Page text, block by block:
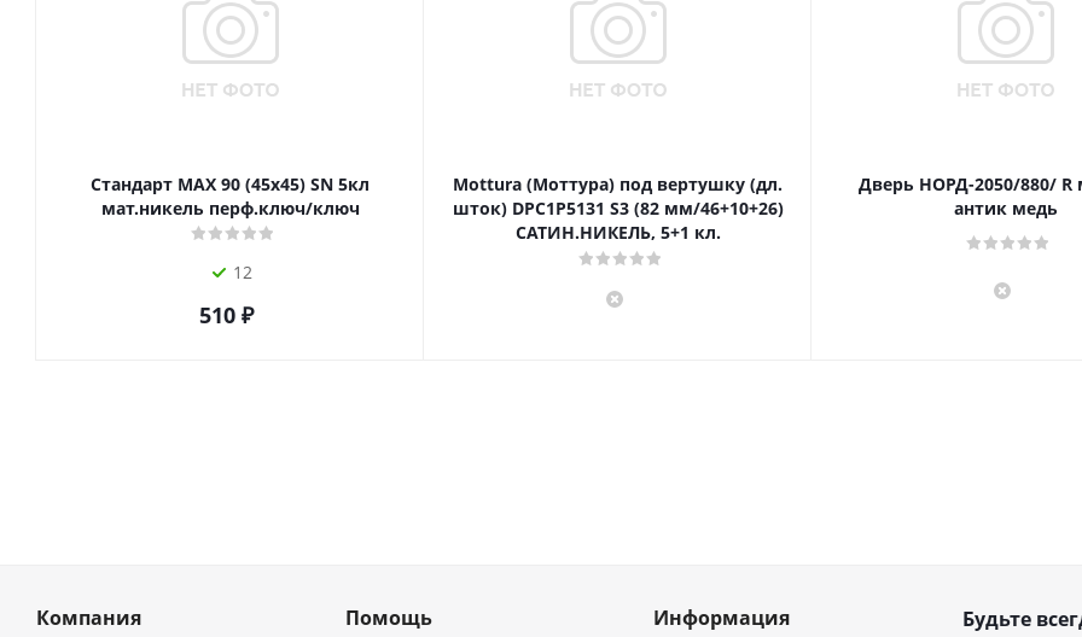
Стандарт MAX 90 (45х45) SN 5кл
мат.никель перф.ключ/ключ
12
510₽
Mottura (Моттура) под вертушку (дл.
шток) DPC1P5131 S3 (82 мм/46+10+26)
САТИН.НИКЕЛЬ, 5+1 кл.
Дверь НОРД-2050/880/ R
антик медь
Компания Помощь Информация Будьте